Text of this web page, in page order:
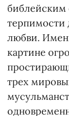
библейским
терпимости
любви.
картине
трех